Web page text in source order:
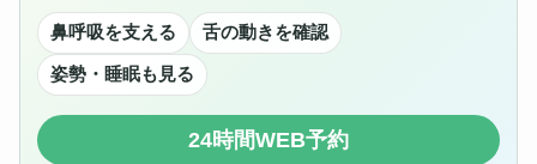
鼻呼吸を支える 舌の動きを確認
姿勢・睡眠も見る
24時間WEB予約